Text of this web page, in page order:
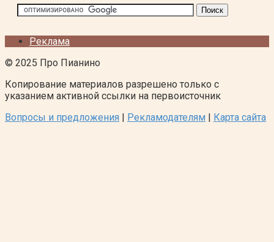
Реклама
© 2025 Про Пианино
Копирование материалов разрешено только с
указанием активной ссылки на первоисточник
Вопросы и предложения | Рекламодателям | Карта сайта